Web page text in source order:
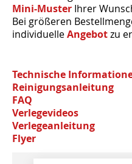
Mini-Muster Ihrer
Bei größeren
individuelleAngebotzu
Technische
Reinigungsanleitung
FAQ
Verlegevideos
Verlegeanleitung
Flyer